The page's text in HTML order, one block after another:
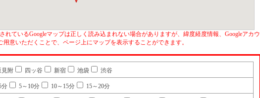
れているGoogleマップは正しく読み込まれない場合がありますが、緯度経度情報、Googleアカウ
用意いただくことで、ページ上にマップを表示することができます。
見附 四ッ谷 新宿 池袋 渋谷
分 5～10分 10～15分 15～20分